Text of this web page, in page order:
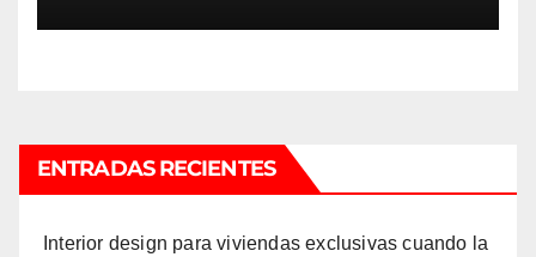
ENTRADAS RECIENTES
Interior design para viviendas exclusivas cuando la